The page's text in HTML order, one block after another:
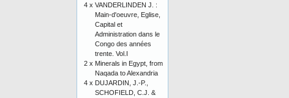
4 x VANDERLINDEN J. :
Main-d'oeuvre, Eglise,
Capital et
Administration dans le
Congo des années
trente. Vol.I
2 x Minerals in Egypt, from
Naqada to Alexandria
4 x DUJARDIN, J.-P.,
SCHOFIELD, C.J. &